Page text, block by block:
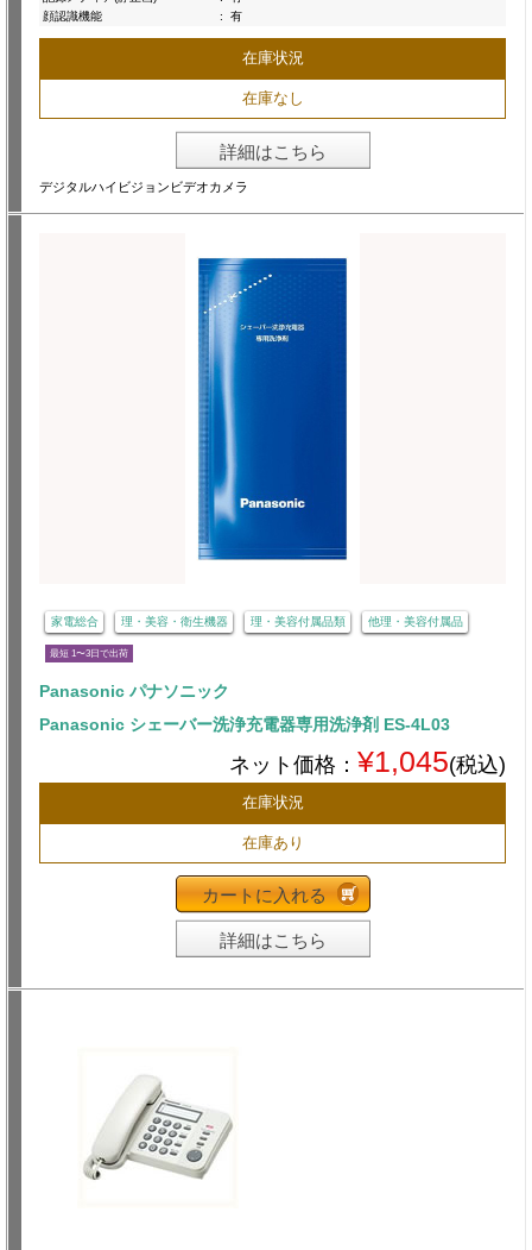
顔認識機能
: 有
在庫状況
在庫なし
詳細はこちら
デジタルハイビジョンビデオカメラ
家電総合 理・美容・衛生機器 理・美容付属品類 他理・美容付属品
最短 1〜3日で出荷
Panasonic パナソニック
Panasonic シェーバー洗浄充電器専用洗浄剤 ES-4L03
ネット価格： ¥1,045(税込)
在庫状況
在庫あり
カートに入れる
詳細はこちら